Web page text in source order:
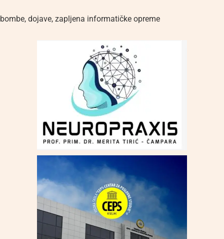
bombe, dojave, zapljena informatičke opreme